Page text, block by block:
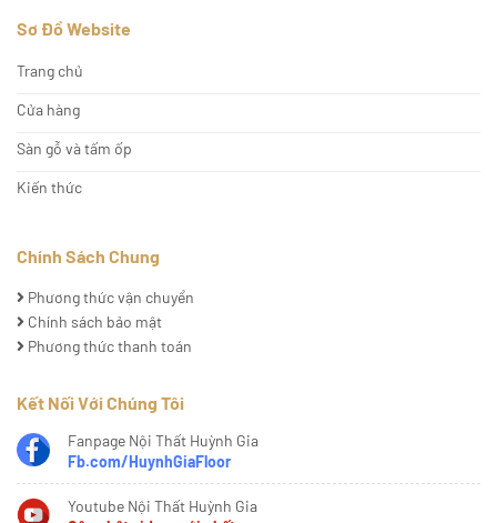
Sơ Đồ Website
Trang chủ
Cửa hàng
Sàn gỗ và tấm ốp
Kiến thức
Chính Sách Chung
Phương thức vận chuyển
Chính sách bảo mật
Phương thức thanh toán
Kết Nối Với Chúng Tôi
Fanpage Nội Thất Huỳnh Gia
Fb.com/HuynhGiaFloor
Youtube Nội Thất Huỳnh Gia